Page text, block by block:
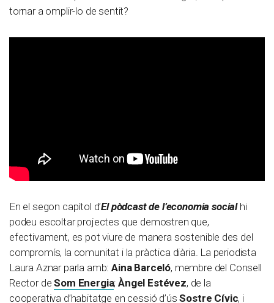
tornar a omplir-lo de sentit?
En el segon capítol d’El pòdcast de l’economia socialhi
podeu escoltar projectes que demostren que,
efectivament, es pot viure de manera sostenible des del
compromís, la comunitat i la pràctica diària. La periodista
Laura Aznar parla amb:Aina Barceló, membre del Consell
Rector deSom Energia;Àngel Estévez, de la
cooperativa d’habitatge en cessió d’úsSostre Cívic, i